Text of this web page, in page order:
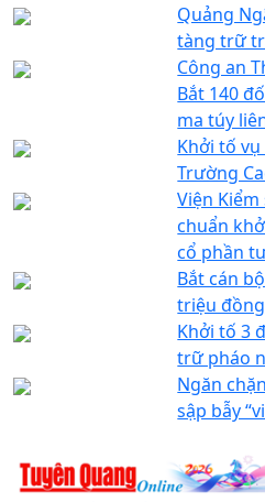
Quảng
tàng trữ
Công an
Bắt 140
ma túy
Khởi tố
Trường
Viện
chuẩn
cổ phần
Bắt cán
triệu
Khởi tố 3
trữ pháo
Ngăn
sập bẫy